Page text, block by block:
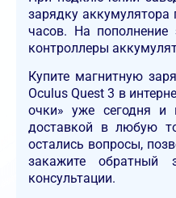
зарядку аккумулятора
часов. На
контроллеры
Купите магнитную
Oculus Quest 3 в
очки» уже сегодня и
доставкой в любую
остались вопросы,
закажите обратный
консультации.